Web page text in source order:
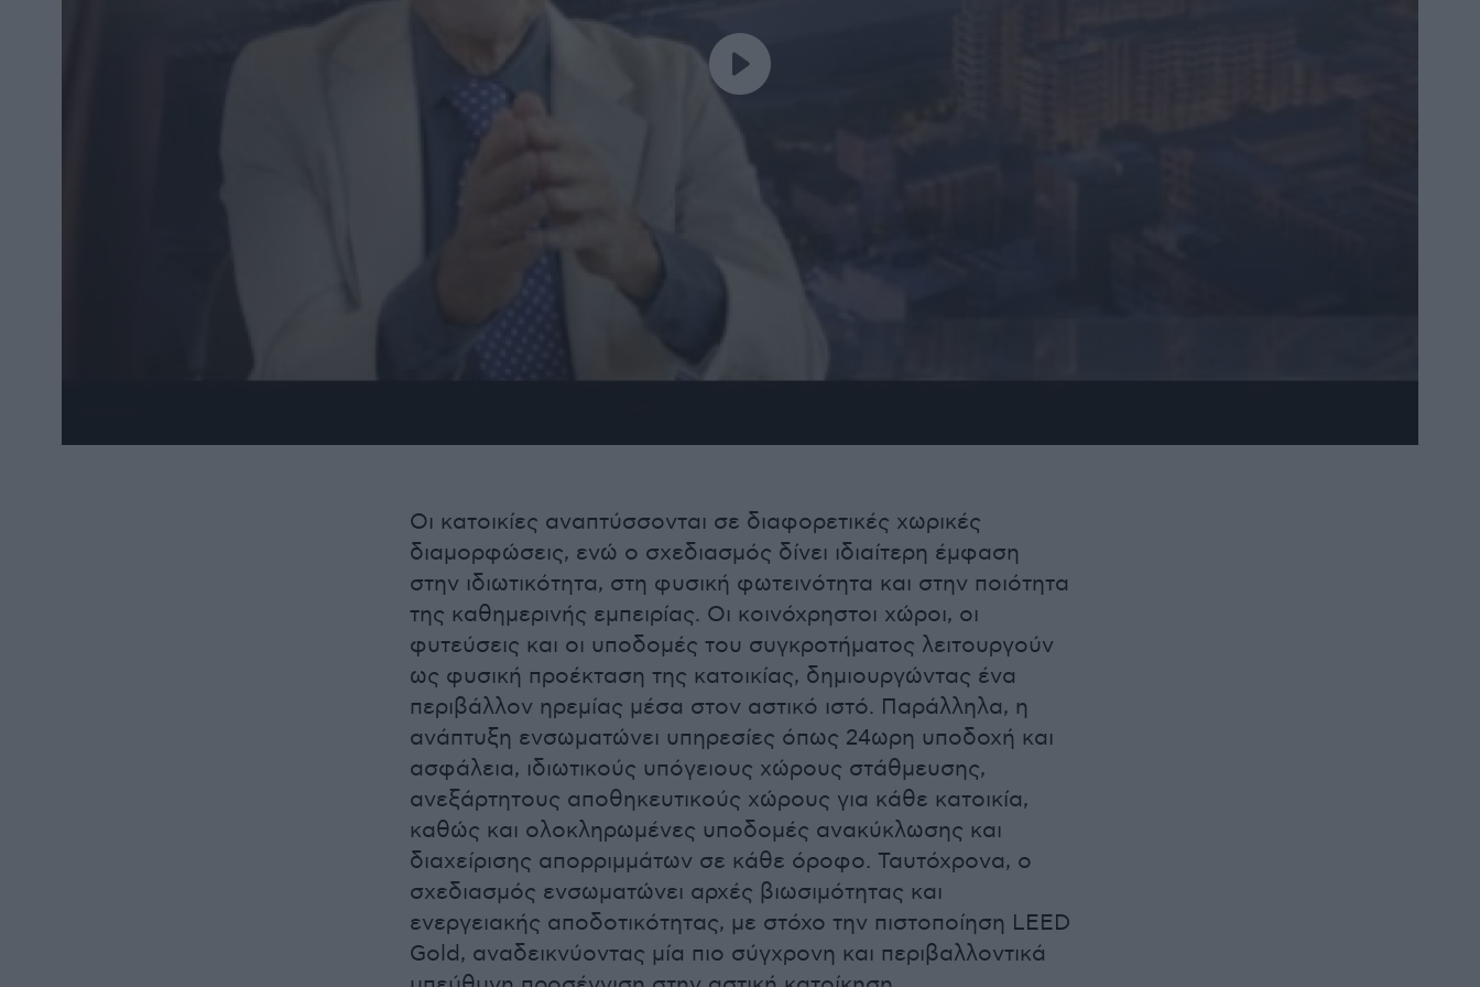
Οι κατοικίες αναπτύσσονται σε διαφορετικές χωρικές
διαμορφώσεις, ενώ ο σχεδιασμός δίνει ιδιαίτερη έμφαση
στην ιδιωτικότητα, στη φυσική φωτεινότητα και στην ποιότητα
της καθημερινής εμπειρίας. Οι κοινόχρηστοι χώροι, οι
φυτεύσεις και οι υποδομές του συγκροτήματος λειτουργούν
ως φυσική προέκταση της κατοικίας, δημιουργώντας ένα
περιβάλλον ηρεμίας μέσα στον αστικό ιστό. Παράλληλα, η
ανάπτυξη ενσωματώνει υπηρεσίες όπως 24ωρη υποδοχή και
ασφάλεια, ιδιωτικούς υπόγειους χώρους στάθμευσης,
ανεξάρτητους αποθηκευτικούς χώρους για κάθε κατοικία,
καθώς και ολοκληρωμένες υποδομές ανακύκλωσης και
διαχείρισης απορριμμάτων σε κάθε όροφο. Ταυτόχρονα, ο
σχεδιασμός ενσωματώνει αρχές βιωσιμότητας και
ενεργειακής αποδοτικότητας, με στόχο την πιστοποίηση LEED
Gold, αναδεικνύοντας μία πιο σύγχρονη και περιβαλλοντικά